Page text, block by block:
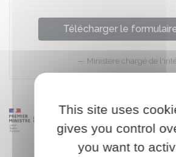
Télécharger le
Ministère chargé de
This site uses
gives you control
you want to